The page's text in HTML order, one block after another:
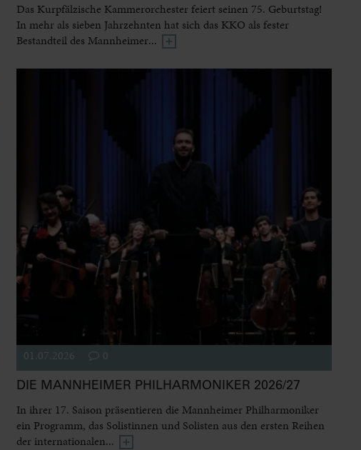
Das Kurpfälzische Kammerorchester feiert seinen 75. Geburtstag!
In mehr als sieben Jahrzehnten hat sich das KKO als fester
Bestandteil des Mannheimer...
01.07.2026 0
DIE MANNHEIMER PHILHARMONIKER 2026/27
In ihrer 17. Saison präsentieren die Mannheimer Philharmoniker
ein Programm, das Solistinnen und Solisten aus den ersten Reihen
der internationalen...